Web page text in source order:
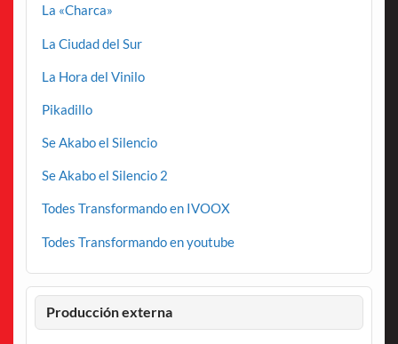
La «Charca»
La Ciudad del Sur
La Hora del Vinilo
Pikadillo
Se Akabo el Silencio
Se Akabo el Silencio 2
Todes Transformando en IVOOX
Todes Transformando en youtube
Producción externa